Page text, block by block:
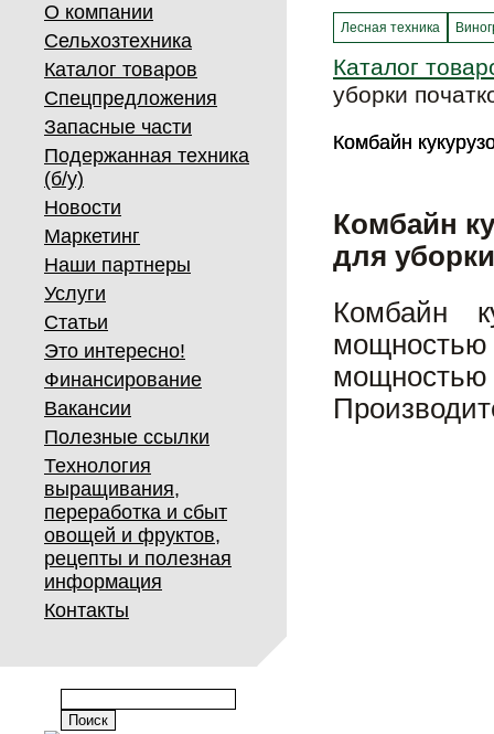
О компании
Сельхозтехника
Каталог товаров
Спецпредложения
Запасные части
Подержанная техника
(б/у)
Новости
Маркетинг
Наши партнеры
Услуги
Статьи
Это интересно!
Финансирование
Вакансии
Полезные ссылки
Технология
выращивания,
переработка и сбыт
овощей и фруктов,
рецепты и полезная
информация
Контакты
Лесная техника
Каталог
уборки
Комбайн
Комбайн
Комбайн
для
Комбайн